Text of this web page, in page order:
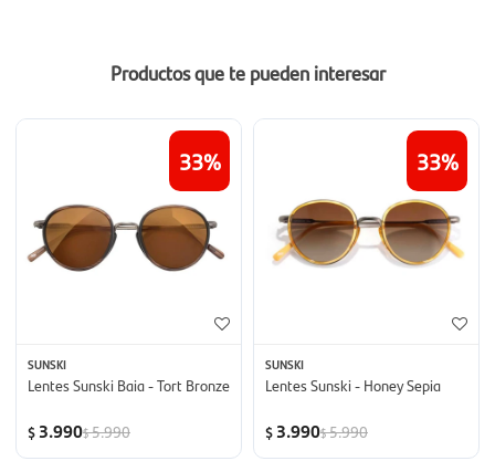
Productos que te pueden interesar
33
SUNSKI
Lentes Sunski Baia - Tort Bronze
$ 3.990$5.990
33
SUNSKI
Lentes Sunski - Honey Sepia
$ 3.990$5.990